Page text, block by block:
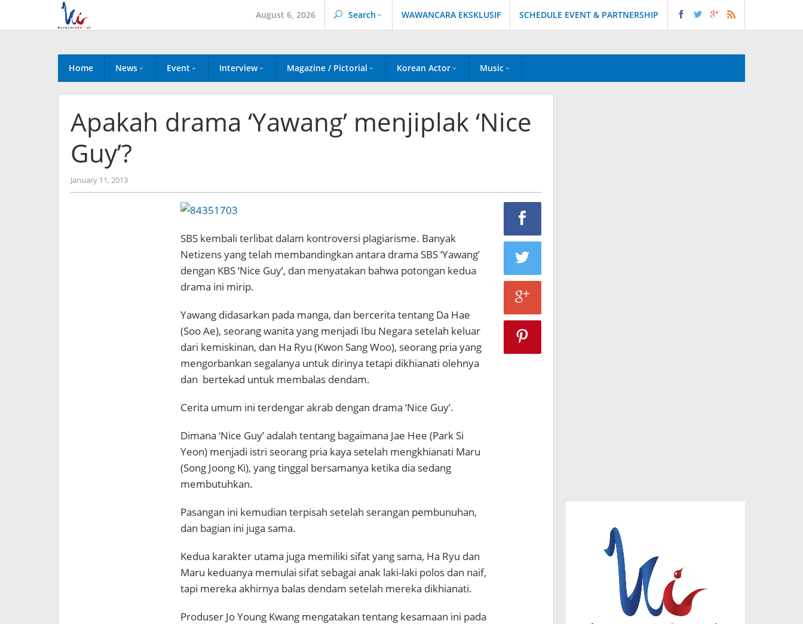
content
August 6, 2026 Search WAWANCARA EKSKLUSIF SCHEDULE EVENT & PARTNERSHIP
Home News Event Interview Magazine / Pictorial Korean Actor Music
Apakah drama ‘Yawang’ menjiplak ‘Nice
Guy’?
January 11, 2013by
Koreanindo
SBS kembali terlibat dalam kontroversi plagiarisme. Banyak
Netizens yang telah membandingkan antara drama SBS ‘Yawang’
dengan KBS ‘Nice Guy’, dan menyatakan bahwa potongan kedua
drama ini mirip.
Yawang didasarkan pada manga, dan bercerita tentang Da Hae
(Soo Ae), seorang wanita yang menjadi Ibu Negara setelah keluar
dari kemiskinan, dan Ha Ryu (Kwon Sang Woo), seorang pria yang
mengorbankan segalanya untuk dirinya tetapi dikhianati olehnya
dan bertekad untuk membalas dendam.
Cerita umum ini terdengar akrab dengan drama ‘Nice Guy’.
Dimana ‘Nice Guy’ adalah tentang bagaimana Jae Hee (Park Si
Yeon) menjadi istri seorang pria kaya setelah mengkhianati Maru
(Song Joong Ki), yang tinggal bersamanya ketika dia sedang
membutuhkan.
Pasangan ini kemudian terpisah setelah serangan pembunuhan,
dan bagian ini juga sama.
Kedua karakter utama juga memiliki sifat yang sama, Ha Ryu dan
Maru keduanya memulai sifat sebagai anak laki-laki polos dan naif,
tapi mereka akhirnya balas dendam setelah mereka dikhianati.
Produser Jo Young Kwang mengatakan tentang kesamaan ini pada